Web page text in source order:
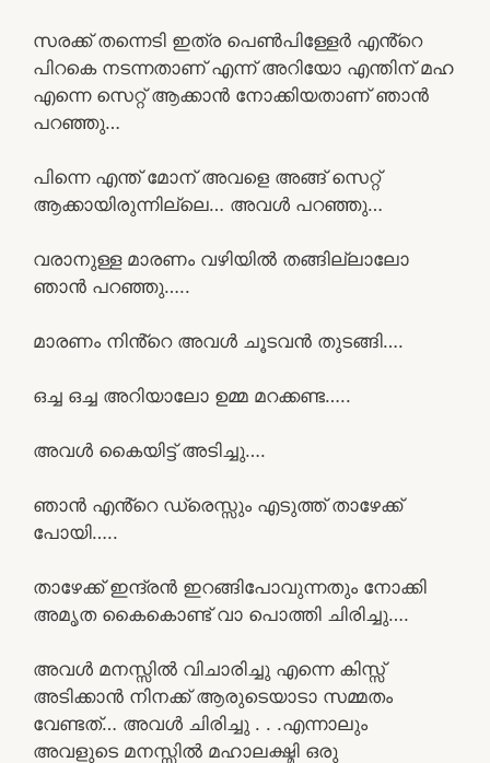
സരക്ക് തന്നെടി ഇത്ര പെൺപിള്ളേർ എൻ്റെ
പിറകെ നടന്നതാണ് എന്ന് അറിയോ എന്തിന് മഹ
എന്നെ സെറ്റ് ആക്കാൻ നോക്കിയതാണ് ഞാൻ
പറഞ്ഞു…
പിന്നെ എന്ത് മോന് അവളെ അങ്ങ് സെറ്റ്
ആക്കായിരുന്നില്ലെ… അവൾ പറഞ്ഞു…
വരാനുള്ള മാരണം വഴിയിൽ തങ്ങില്ലാലോ
ഞാൻ പറഞ്ഞു…..
മാരണം നിൻ്റെ അവൾ ചൂടവൻ തുടങ്ങി….
ഒച്ച ഒച്ച അറിയാലോ ഉമ്മ മറക്കണ്ട…..
അവൾ കൈയിട്ട് അടിച്ചു….
ഞാൻ എൻ്റെ ഡ്രെസ്സും എടുത്ത് താഴേക്ക്
പോയി…..
താഴേക്ക് ഇന്ദ്രൻ ഇറങ്ങിപോവുന്നതും നോക്കി
അമൃത കൈകൊണ്ട് വാ പൊത്തി ചിരിച്ചു….
അവൾ മനസ്സിൽ വിചാരിച്ചു എന്നെ കിസ്സ്
അടിക്കാൻ നിനക്ക് ആരുടെയാടാ സമ്മതം
വേണ്ടത്… അവൾ ചിരിച്ചു . . .എന്നാലും
അവളുടെ മനസ്സിൽ മഹാലക്ഷ്മി ഒരു